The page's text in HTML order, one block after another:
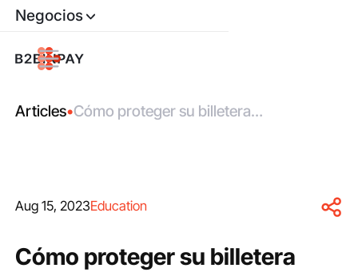
Negocios
Articles•Cómo proteger su billetera
Aug 15, 2023Education
Cómo proteger su billetera